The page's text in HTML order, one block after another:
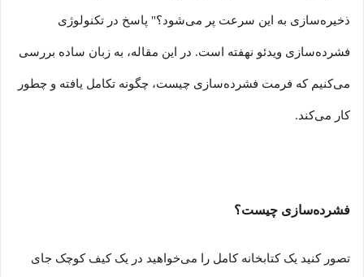
ذخیره‌سازی به این سرعت پر می‌شود؟" پاسخ در تکنولوژی
فشرده‌سازی ویدئو نهفته است. در این مقاله، به زبان ساده بررسی
می‌کنیم که فرمت فشرده‌سازی چیست، چگونه تکامل یافته و چطور
کار می‌کند.
فشرده‌سازی چیست؟
تصور کنید یک کتابخانه کامل را می‌خواهید در یک کیف کوچک جای